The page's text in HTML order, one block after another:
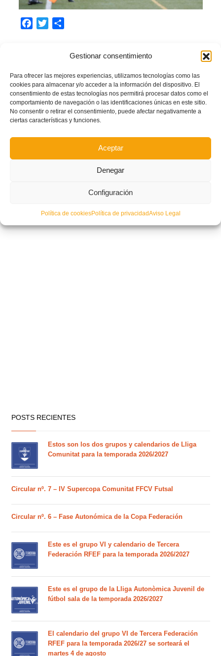
Gestionar consentimiento
Para ofrecer las mejores experiencias, utilizamos tecnologías como las
cookies para almacenar y/o acceder a la información del dispositivo. El
consentimiento de estas tecnologías nos permitirá procesar datos como el
comportamiento de navegación o las identificaciones únicas en este sitio.
No consentir o retirar el consentimiento, puede afectar negativamente a
ciertas características y funciones.
Aceptar
Denegar
Configuración
Política de cookiesPolítica de privacidadAviso Legal
Facebook
Twitter
ANDREA HERRERO ASCIENDE FEMENINO
IBERDROLA SEGUNDA DIVISIÓN UD ALDAIA CF
LEER MÁS
PUBLICADO EN NOTICIAS VALENTA
POSTS RECIENTES
Estos son los dos grupos y calendarios de Lliga
Comunitat para la temporada 2026/2027
Circular nº. 7 – IV Supercopa Comunitat FFCV Futsal
Circular nº. 6 – Fase Autonómica de la Copa Federación
Este es el grupo VI y calendario de Tercera
Federación RFEF para la temporada 2026/2027
Este es el grupo de la Lliga Autonòmica Juvenil de
fútbol sala de la temporada 2026/2027
El calendario del grupo VI de Tercera Federación
RFEF para la temporada 2026/27 se sorteará el
martes 4 de agosto